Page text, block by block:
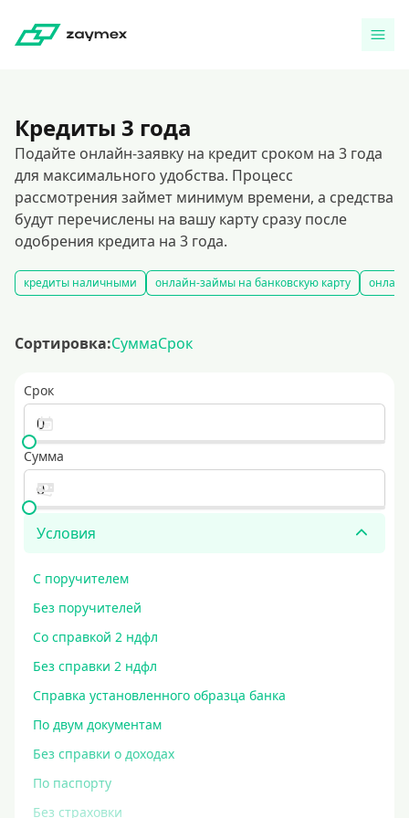
Кредиты 3 года
Подайте онлайн-заявку на кредит сроком на 3 года
для максимального удобства. Процесс
рассмотрения займет минимум времени, а средства
будут перечислены на вашу карту сразу после
одобрения кредита на 3 года.
кредиты наличными онлайн-займы на банковскую карту
Сортировка:СуммаСрок
Срок
Сумма
Условия
С поручителем
Без поручителей
Со справкой 2 ндфл
Без справки 2 ндфл
Справка установленного образца банка
По двум документам
Без справки о доходах
По паспорту
Без страховки